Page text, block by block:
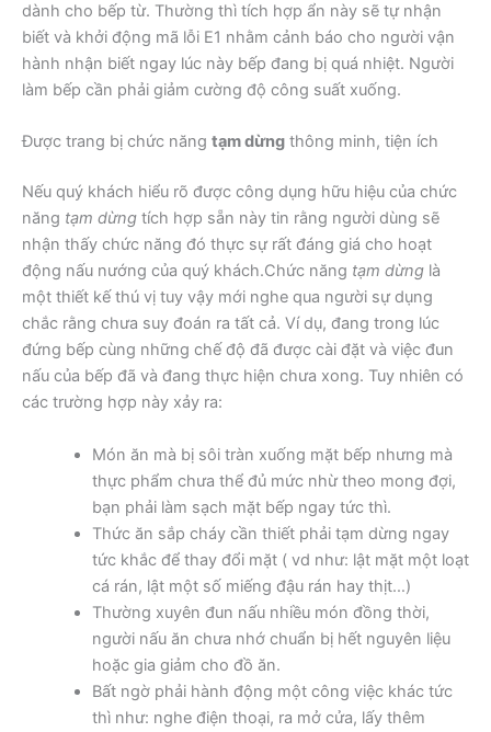
dành cho bếp từ. Thường thì tích hợp ẩn này sẽ tự nhận
biết và khởi động mã lỗi E1 nhằm cảnh báo cho người vận
hành nhận biết ngay lúc này bếp đang bị quá nhiệt. Người
làm bếp cần phải giảm cường độ công suất xuống.
Được trang bị chức năng tạm dừng thông minh, tiện ích
Nếu quý khách hiểu rõ được công dụng hữu hiệu của chức
năng tạm dừng tích hợp sẵn này tin rằng người dùng sẽ
nhận thấy chức năng đó thực sự rất đáng giá cho hoạt
động nấu nướng của quý khách.Chức năng tạm dừng là
một thiết kế thú vị tuy vậy mới nghe qua người sự dụng
chắc rằng chưa suy đoán ra tất cả. Ví dụ, đang trong lúc
đứng bếp cùng những chế độ đã được cài đặt và việc đun
nấu của bếp đã và đang thực hiện chưa xong. Tuy nhiên có
các trường hợp này xảy ra:
Món ăn mà bị sôi tràn xuống mặt bếp nhưng mà
thực phẩm chưa thể đủ mức nhừ theo mong đợi,
bạn phải làm sạch mặt bếp ngay tức thì.
Thức ăn sắp cháy cần thiết phải tạm dừng ngay
tức khắc để thay đổi mặt ( vd như: lật mặt một loạt
cá rán, lật một số miếng đậu rán hay thịt…)
Thường xuyên đun nấu nhiều món đồng thời,
người nấu ăn chưa nhớ chuẩn bị hết nguyên liệu
hoặc gia giảm cho đồ ăn.
Bất ngờ phải hành động một công việc khác tức
thì như: nghe điện thoại, ra mở cửa, lấy thêm